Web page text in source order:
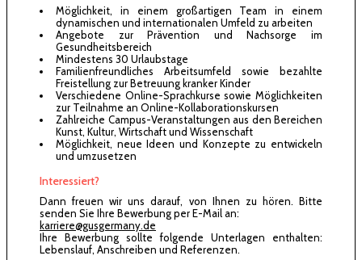
Möglichkeit, in einem großartigen Team in einem
dynamischen und internationalen Umfeld zu arbeiten
Angebote zur Prävention und Nachsorge im
Gesundheitsbereich
Mindestens 30 Urlaubstage
Familienfreundliches Arbeitsumfeld sowie bezahlte
Freistellung zur Betreuung kranker Kinder
Verschiedene Online-Sprachkurse sowie Möglichkeiten
zur Teilnahme an Online-Kollaborationskursen
Zahlreiche Campus-Veranstaltungen aus den Bereichen
Kunst, Kultur, Wirtschaft und Wissenschaft
Möglichkeit, neue Ideen und Konzepte zu entwickeln
und umzusetzen
Interessiert?
Dann freuen wir uns darauf, von Ihnen zu hören. Bitte
senden Sie Ihre Bewerbung per E-Mail an:
karriere@gusgermany.de
Ihre Bewerbung sollte folgende Unterlagen enthalten:
Lebenslauf, Anschreiben und Referenzen.